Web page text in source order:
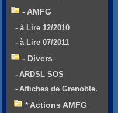
- AMFG
- à Lire 12/2010
- à Lire 07/2011
- Divers
- ARDSL SOS
- Affiches de Grenoble.
* Actions AMFG